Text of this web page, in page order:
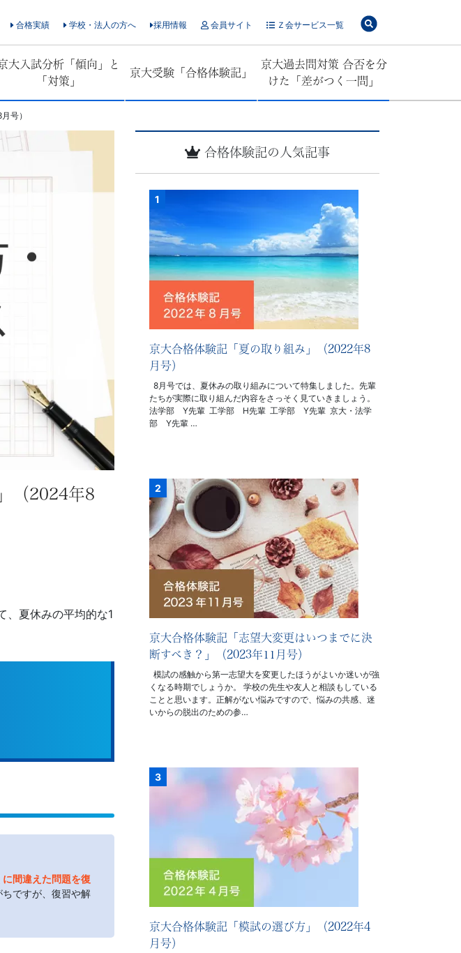
合格実績 学校・法人の方へ 採用情報 会員サイト Ｚ会サービス一覧
大入試分析「傾向」と
「対策」
京大受験「合格体験記」
京大過去問対策 合否を分
けた「差がつく一問」
号）
（2024年8
、夏休みの平均的な1
間違えた問題を復
ですが、復習や解
合格体験記の人気記事
京大合格体験記「夏の取り組み」（2022年8
月号）
8月号では、夏休みの取り組みについて特集しました。先輩
たちが実際に取り組んだ内容をさっそく見ていきましょう。
法学部 Y先輩 工学部 H先輩 工学部 Y先輩 京大・法学
部 Y先輩 …
京大合格体験記「志望大変更はいつまでに決
断すべき？」（2023年11月号）
模試の感触から第一志望大を変更したほうがよいか迷いが強
くなる時期でしょうか。 学校の先生や友人と相談もしている
ことと思います。正解がない悩みですので、悩みの共感、迷
いからの脱出のための参…
京大合格体験記「模試の選び方」（2022年4
月号）